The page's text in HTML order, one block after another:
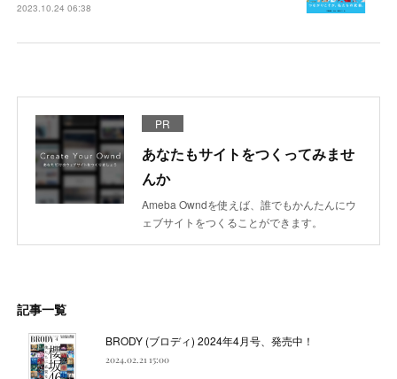
2023.10.24 06:38
PR
あなたもサイトをつくってみませ
んか
Ameba Owndを使えば、誰でもかんたんにウ
ェブサイトをつくることができます。
記事一覧
BRODY (ブロディ) 2024年4月号、発売中！
2024.02.21 15:00